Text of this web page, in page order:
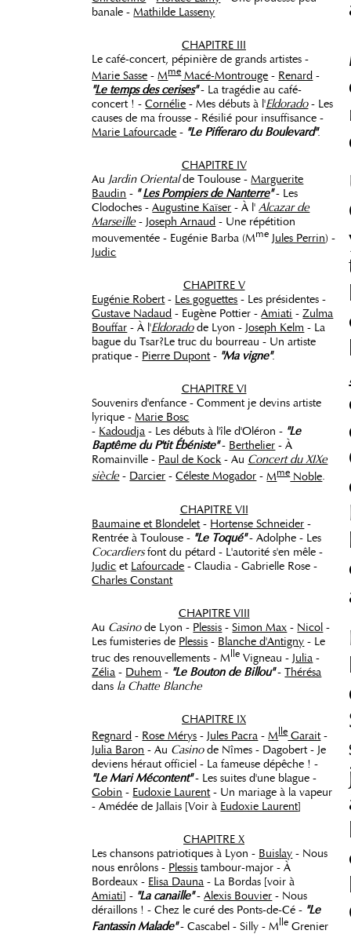
banale -Mathilde Lasseny
CHAPITRE III
Le café-concert, pépinière de grands artistes -
Marie Sasse -MmeMacé-Montrouge - Renard -
"Le temps des cerises"- La tragédie au café-
concert ! -Cornélie - Mes débuts à l'Eldorado- Les
causes de ma frousse - Résilié pour insuffisance -
Marie Lafourcade - "Le Pifferaro du Boulevard".
CHAPITRE IV
Au Jardin Orientalde Toulouse -Marguerite
Baudin - "Les Pompiers de Nanterre"- Les
Clodoches -Augustine Kaïser - À l'Alcazar de
Marseille - Joseph Arnaud - Une répétition
mouvementée - Eugénie Barba (Mme Jules Perrin) -
Judic
CHAPITRE V
Eugénie Robert- Les goguettes - Les présidentes -
Gustave Nadaud - Eugène Pottier -Amiati -Zulma
Bouffar - À l'Eldoradode Lyon - Joseph Kelm - La
bague du Tsar?Le truc du bourreau - Un artiste
pratique - Pierre Dupont- "Ma vigne".
CHAPITRE VI
Souvenirs d'enfance - Comment je devins artiste
lyrique -Marie Bosc
- Kadoudja - Les débuts à l'île d'Oléron - "Le
Baptême du P'tit Ébéniste"- Berthelier - À
Romainville - Paul de Kock - Au Concert du XIXe
siècle - Darcier -Céleste Mogador -MmeNoble.
CHAPITRE VII
Baumaine et Blondelet- Hortense Schneider -
Rentrée à Toulouse - "Le Toqué"- Adolphe - Les
Cocardiersfont du pétard - L'autorité s'en mêle -
Judic et Lafourcade - Claudia - Gabrielle Rose -
Charles Constant
CHAPITRE VIII
Au Casinode Lyon - Plessis -Simon Max - Nicol -
Les fumisteries de Plessis - Blanche d'Antigny - Le
truc des renouvellements - Mlle Vigneau - Julia -
Zélia - Duhem - "Le Bouton de Billou"-Thérésa
dans la Chatte Blanche
CHAPITRE IX
Regnard - Rose Mérys - Jules Pacra -M lleGarait-
Julia Baron - Au Casinode Nîmes - Dagobert - Je
deviens héraut officiel - La fameuse dépêche ! -
"Le Mari Mécontent"- Les suites d'une blague -
Gobin - Eudoxie Laurent- Un mariage à la vapeur
- Amédée de Jallais [Voir à Eudoxie Laurent]
CHAPITRE X
Les chansons patriotiques à Lyon - Buislay - Nous
nous enrôlons - Plessis tambour-major - À
Bordeaux - Elisa Dauna - La Bordas [voir à
Amiati] - "La canaille"-Alexis Bouvier - Nous
déraillons ! - Chez le curé des Ponts-de-Cé - "Le
Fantassin Malade"- Cascabel - Silly - M lle Grenier